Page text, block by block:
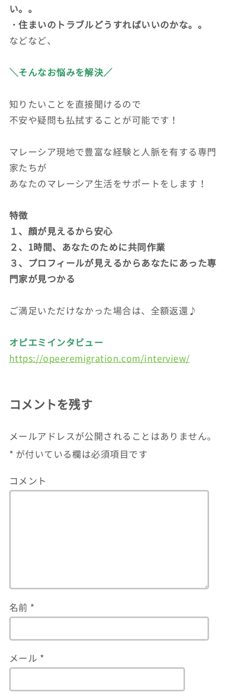
い。。
・住まいのトラブルどうすればいいのかな。。
などなど、
＼そんなお悩みを解決／
知りたいことを直接聞けるので
不安や疑問も払拭することが可能です！
マレーシア現地で豊富な経験と人脈を有する専門
家たちが
あなたのマレーシア生活をサポートをします！
特徴
１、顔が見えるから安心
２、1時間、あなたのために共同作業
３、プロフィールが見えるからあなたにあった専
門家が見つかる
ご満足いただけなかった場合は、全額返還♪
オピエミインタビュー
https://opeeremigration.com/interview/
コメントを残す
メールアドレスが公開されることはありません。
* が付いている欄は必須項目です
コメント
名前 *
メール *